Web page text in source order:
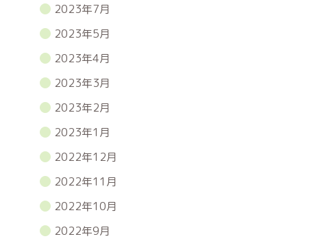
2023年7月
2023年5月
2023年4月
2023年3月
2023年2月
2023年1月
2022年12月
2022年11月
2022年10月
2022年9月